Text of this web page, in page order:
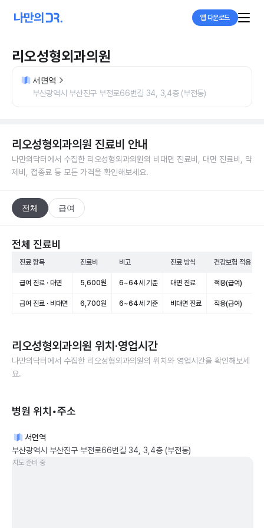
앱 다운로드
리오성형외과의원
서면역
부산광역시 부산진구 부전로66번길 34, 3,4층 (부전동)
리오성형외과의원 진료비 안내
나만의닥터에서 수집한 리오성형외과의원의 비대면 진료비, 대면 진료비, 약
제비, 접종료 등 모든 가격을 확인해보세요.
전체 급여
전체 진료비
진료 항목 진료비 비고 진료 방식 건강보험 적용
급여 진료 · 대면 5,600원 6~64세 기준 대면 진료 적용(급여)
급여 진료 · 비대면 6,700원 6~64세 기준 비대면 진료 적용(급여)
리오성형외과의원 위치·영업시간
나만의닥터에서 수집한 리오성형외과의원의 위치와 영업시간을 확인해보세
요.
병원 위치•주소
서면역
부산광역시 부산진구 부전로66번길 34, 3,4층 (부전동)
지도 준비 중